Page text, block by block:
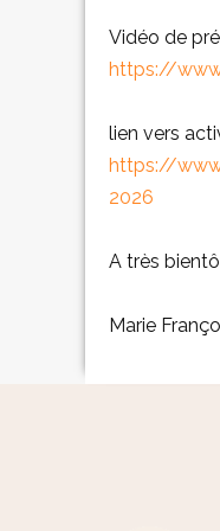
Vidéo de
https://
lien vers
https://
2026
A très
Marie